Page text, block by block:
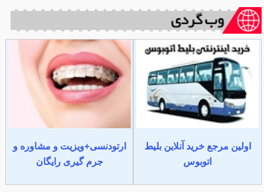
اولین مرجع خرید آنلاین بلیط
اتوبوس
ارتودنسی+ویزیت و مشاوره و
جرم گیری رایگان